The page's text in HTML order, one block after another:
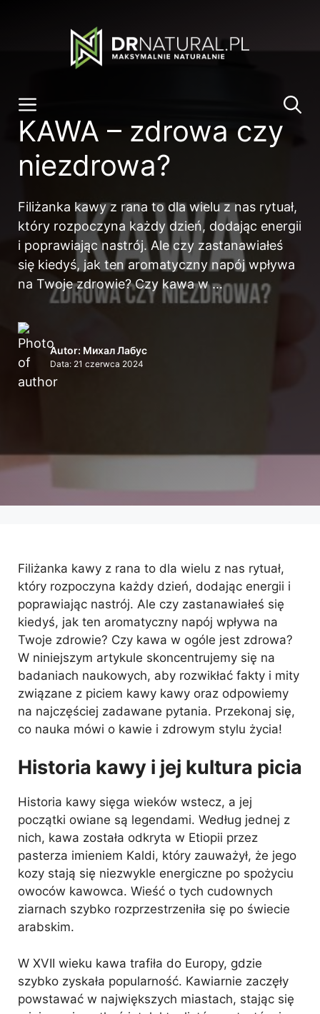
Menu
KAWA – zdrowa czy
niezdrowa?
Filiżanka kawy z rana to dla wielu z nas rytuał,
który rozpoczyna każdy dzień, dodając energii
i poprawiając nastrój. Ale czy zastanawiałeś
się kiedyś, jak ten aromatyczny napój wpływa
na Twoje zdrowie? Czy kawa w …
Autor: Михал Лабус
Data: 21 czerwca 2024
Filiżanka kawy z rana to dla wielu z nas rytuał,
który rozpoczyna każdy dzień, dodając energii i
poprawiając nastrój. Ale czy zastanawiałeś się
kiedyś, jak ten aromatyczny napój wpływa na
Twoje zdrowie? Czy kawa w ogóle jest zdrowa?
W niniejszym artykule skoncentrujemy się na
badaniach naukowych, aby rozwikłać fakty i mity
związane z piciem kawy kawy oraz odpowiemy
na najczęściej zadawane pytania. Przekonaj się,
co nauka mówi o kawie i zdrowym stylu życia!
Historia kawy i jej kultura picia
Historia kawy sięga wieków wstecz, a jej
początki owiane są legendami. Według jednej z
nich, kawa została odkryta w Etiopii przez
pasterza imieniem Kaldi, który zauważył, że jego
kozy stają się niezwykle energiczne po spożyciu
owoców kawowca. Wieść o tych cudownych
ziarnach szybko rozprzestrzeniła się po świecie
arabskim.
W XVII wieku kawa trafiła do Europy, gdzie
szybko zyskała popularność. Kawiarnie zaczęły
powstawać w największych miastach, stając się